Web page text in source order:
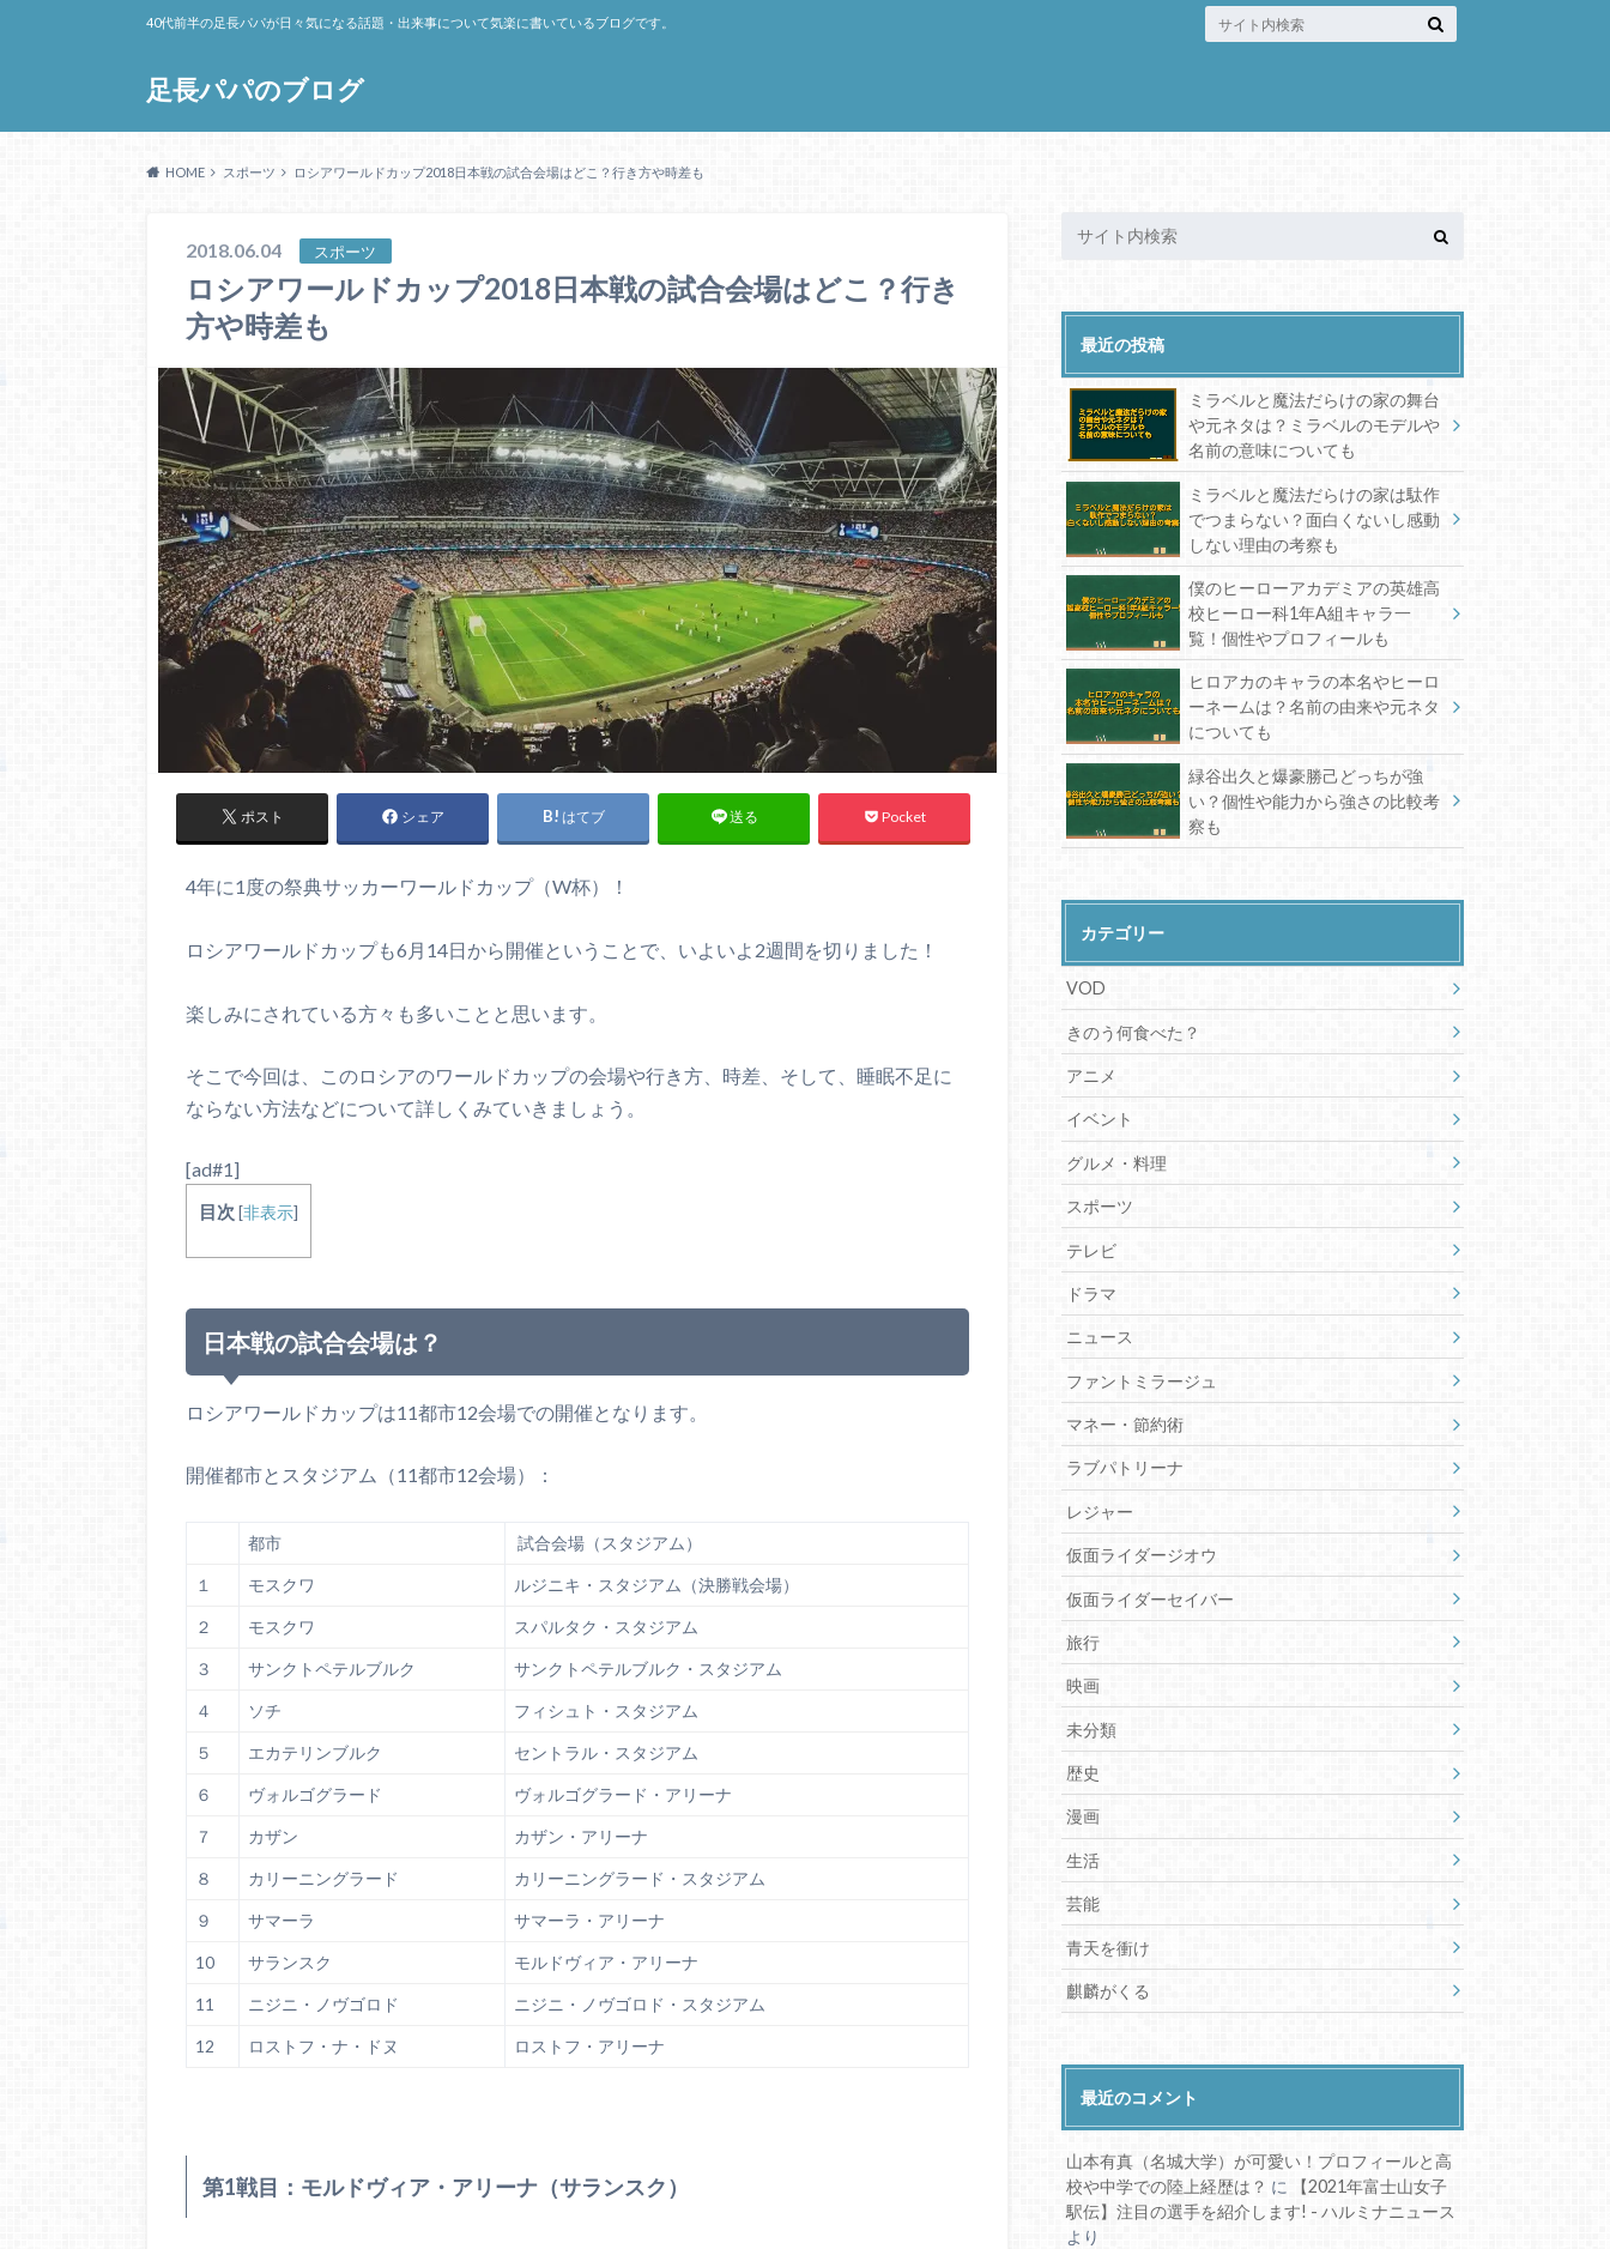
足長パパのブログ
40代前半の足長パパが日々気になる話題・出来事について気楽に書いているブログです。
HOME スポーツ ロシアワールドカップ2018日本戦の試合会場はどこ？行き方や時差も
2018.06.04 スポーツ
ロシアワールドカップ2018日本戦の試合会場はどこ？行き
方や時差も
ポスト シェア はてブ 送る Pocket
4年に1度の祭典サッカーワールドカップ（W杯）！
ロシアワールドカップも6月14日から開催ということで、いよいよ2週間を切りました！
楽しみにされている方々も多いことと思います。
そこで今回は、このロシアのワールドカップの会場や行き方、時差、そして、睡眠不足に
ならない方法などについて詳しくみていきましょう。
[ad#1]
目次 [非表示]
日本戦の試合会場は？
ロシアワールドカップは11都市12会場での開催となります。
開催都市とスタジアム（11都市12会場）：
都市 試合会場（スタジアム）
１ モスクワ ルジニキ・スタジアム（決勝戦会場）
２ モスクワ スパルタク・スタジアム
３ サンクトペテルブルク サンクトペテルブルク・スタジアム
４ ソチ フィシュト・スタジアム
５ エカテリンブルク セントラル・スタジアム
６ ヴォルゴグラード ヴォルゴグラード・アリーナ
７ カザン カザン・アリーナ
８ カリーニングラード カリーニングラード・スタジアム
９ サマーラ サマーラ・アリーナ
10 サランスク モルドヴィア・アリーナ
11 ニジニ・ノヴゴロド ニジニ・ノヴゴロド・スタジアム
12 ロストフ・ナ・ドヌ ロストフ・アリーナ
第1戦目：モルドヴィア・アリーナ（サランスク）
最近の投稿
ミラベルと魔法だらけの家の舞台
や元ネタは？ミラベルのモデルや
名前の意味についても
ミラベルと魔法だらけの家は駄作
でつまらない？面白くないし感動
しない理由の考察も
僕のヒーローアカデミアの英雄高
校ヒーロー科1年A組キャラ一
覧！個性やプロフィールも
ヒロアカのキャラの本名やヒーロ
ーネームは？名前の由来や元ネタ
についても
緑谷出久と爆豪勝己どっちが強
い？個性や能力から強さの比較考
察も
カテゴリー
VOD
きのう何食べた？
アニメ
イベント
グルメ・料理
スポーツ
テレビ
ドラマ
ニュース
ファントミラージュ
マネー・節約術
ラブパトリーナ
レジャー
仮面ライダージオウ
仮面ライダーセイバー
旅行
映画
未分類
歴史
漫画
生活
芸能
青天を衝け
麒麟がくる
最近のコメント
山本有真（名城大学）が可愛い！プロフィールと高
校や中学での陸上経歴は？ に
【2021年富士山女子
駅伝】注目の選手を紹介します! - ハルミナニュース
より